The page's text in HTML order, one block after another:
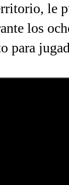
le
los
para